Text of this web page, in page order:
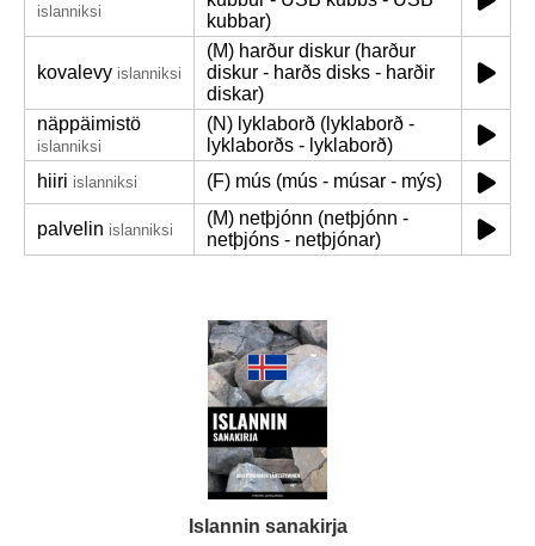
islanniksi
kubbar)
kovalevy islanniksi
(M) harður diskur (harður
diskur - harðs disks - harðir
diskar)
näppäimistö
islanniksi
(N) lyklaborð (lyklaborð -
lyklaborðs - lyklaborð)
hiiri islanniksi (F) mús (mús - músar - mýs)
palvelin islanniksi
(M) netþjónn (netþjónn -
netþjóns - netþjónar)
Islannin sanakirja